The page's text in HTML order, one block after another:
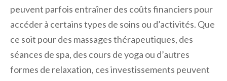
peuvent parfois entraîner des coûts financiers pour
accéder à certains types de soins ou d’activités. Que
ce soit pour des massages thérapeutiques, des
séances de spa, des cours de yoga ou d’autres
formes de relaxation, ces investissements peuvent